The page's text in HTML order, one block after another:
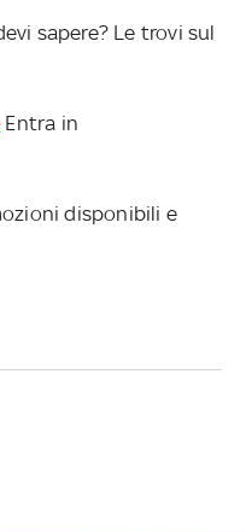
sapere? Le trovi sul
Entra in
disponibili e